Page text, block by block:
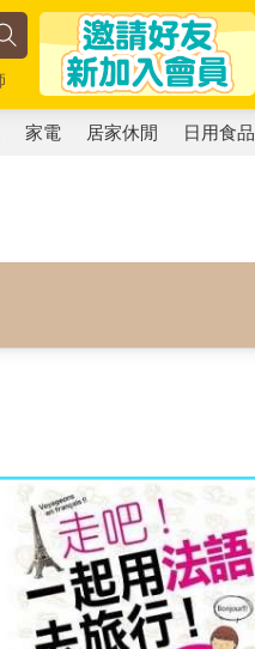
家電 居家休閒 日用食品